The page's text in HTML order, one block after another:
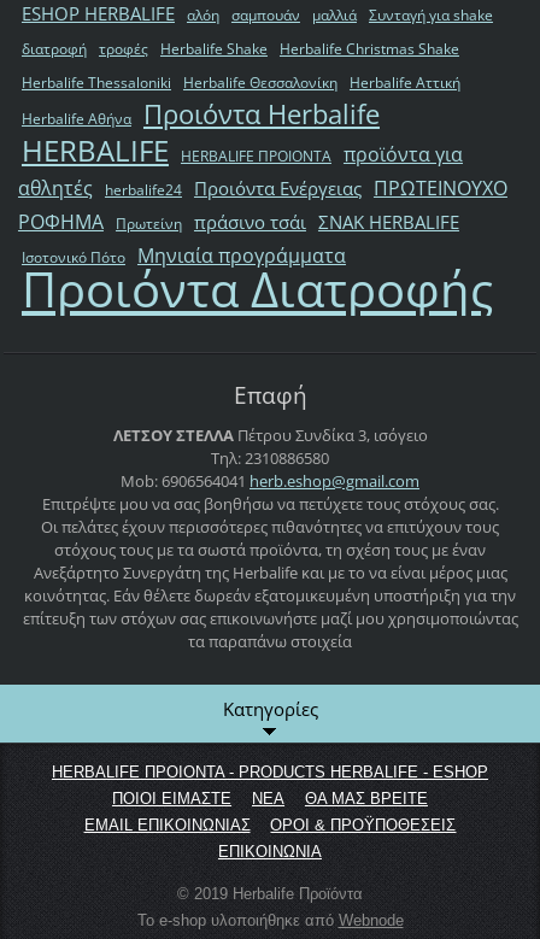
ESHOP HERBALIFE αλόη σαμπουάν μαλλιά Συνταγή για shake
διατροφή τροφές Herbalife Shake
Herbalife Christmas Shake
Herbalife Thessaloniki
Herbalife Θεσσαλονίκη
Herbalife Αττική
Herbalife Αθήνα
Προιόντα Herbalife
HERBALIFE HERBALIFE ΠΡΟΙΟΝΤΑ προϊόντα για
αθλητές
herbalife24 Προιόντα Ενέργειας ΠΡΩΤΕΙΝΟΥΧΟ
ΡΟΦΗΜΑ
Πρωτείνη πράσινο τσάι ΣΝΑΚ HERBALIFE
Ισοτονικό Πότο Μηνιαία προγράμματα
Προιόντα Διατροφής
Επαφή
ΛΕΤΣΟΥ ΣΤΕΛΛΑ Πέτρου Συνδίκα 3, ισόγειο
Τηλ: 2310886580
Mob: 6906564041 herb.eshop@gmail.com
Επιτρέψτε μου να σας βοηθήσω να πετύχετε τους στόχους σας.
Οι πελάτες έχουν περισσότερες πιθανότητες να επιτύχουν τους
στόχους τους με τα σωστά προϊόντα, τη σχέση τους με έναν
Ανεξάρτητο Συνεργάτη της Herbalife και με το να είναι μέρος μιας
κοινότητας. Εάν θέλετε δωρεάν εξατομικευμένη υποστήριξη για την
επίτευξη των στόχων σας επικοινωνήστε μαζί μου χρησιμοποιώντας
τα παραπάνω στοιχεία
Κατηγορίες
HERBALIFE ΠΡΟΙΟΝΤΑ - PRODUCTS HERBALIFE - ESHOP
ΠΟΙΟΙ ΕΙΜΑΣΤΕ
ΝΕΑ
ΘΑ ΜΑΣ ΒΡΕΙΤΕ
EMAIL ΕΠΙΚΟΙΝΩΝΙΑΣ
ΟΡΟΙ & ΠΡΟΫΠΟΘΕΣΕΙΣ
ΕΠΙΚΟΙΝΩΝΙΑ
© 2019 Herbalife Προϊόντα
Το e-shop υλοποιήθηκε από Webnode